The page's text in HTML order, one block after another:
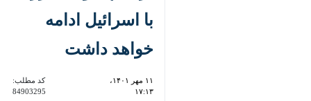
اسرائیل ادامه خواهد
داشت
کد مطلب:
84903295